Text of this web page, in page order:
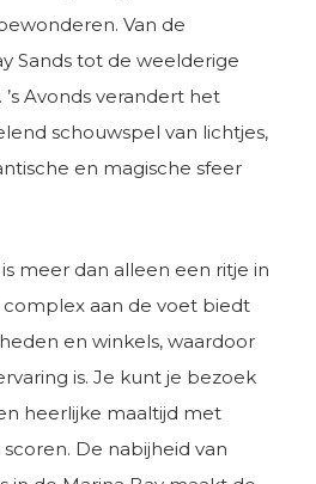
Van de
Sands tot de weelderige
Avonds verandert het
schouwspel van lichtjes,
en magische sfeer
meer dan alleen een ritje in
aan de voet biedt
en winkels, waardoor
is. Je kunt je bezoek
heerlijke maaltijd met
De nabijheid van